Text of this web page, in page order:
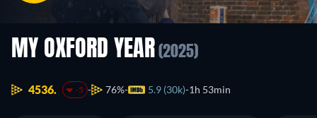
MY OXFORD YEAR (2025)
4536. -5 76% 5.9 (30k) 1h 53min